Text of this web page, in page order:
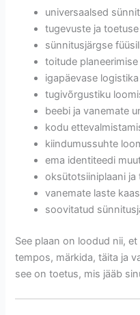
universaalsed
tugevuste ja
sünnitusjärgse
toitude planeerimise
igapäevase
tugivõrgustiku
beebi ja vanemate
kodu
kiindumussuhte
ema identiteedi
oksütotsiiniplaani ja
vanemate laste
soovitatud
See plaan on loodud nii,
tempos, märkida, täita ja
see on toetus, mis jääb